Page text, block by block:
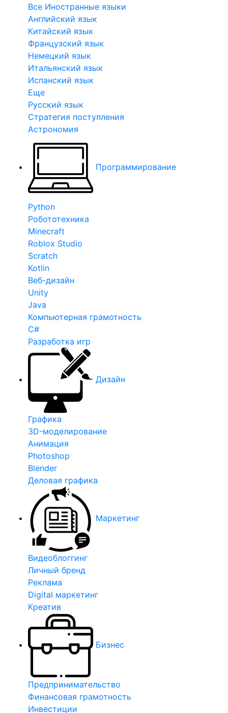
Все Иностранные языки
Английский язык
Китайский язык
Французский язык
Немецкий язык
Итальянский язык
Испанский язык
Еще
Русский язык
Стратегия поступления
Астрономия
Программирование
Python
Робототехника
Minecraft
Roblox Studio
Scratch
Kotlin
Веб-дизайн
Unity
Java
Компьютерная грамотность
C#
Разработка игр
Дизайн
Графика
3D-моделирование
Анимация
Photoshop
Blender
Деловая графика
Маркетинг
Видеоблоггинг
Личный бренд
Реклама
Digital маркетинг
Креатив
Бизнес
Предпринимательство
Финансовая грамотность
Инвестиции